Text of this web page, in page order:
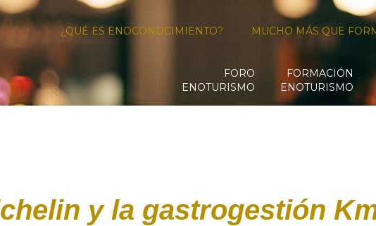
¿QUÉ ES ENOCONOCIMIENTO? MUCHO MÁS QUE
FORO
ENOTURISMO
FORMACIÓN
ENOTURISMO
y la gastrogestión